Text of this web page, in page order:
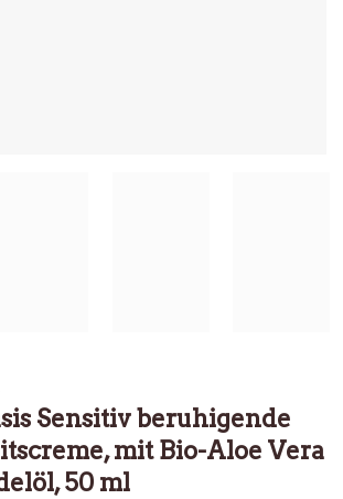
Sensitiv beruhigende
mit Bio-Aloe Vera
50 ml